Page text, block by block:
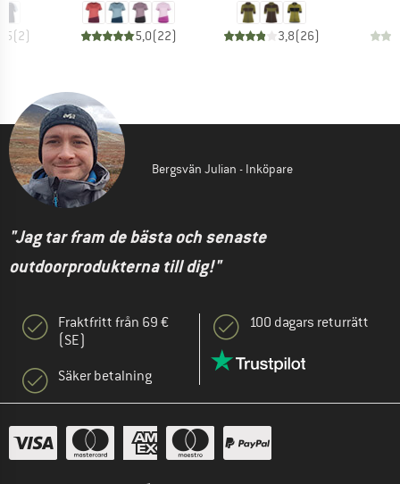
(2) 5,0(22) 3,8(26)
Bergsvän Julian - Inköpare
"Jag tar fram de bästa och senaste
outdoorprodukterna till dig!"
Fraktfritt från 69 €
(SE)
Säker betalning
100 dagars returrätt